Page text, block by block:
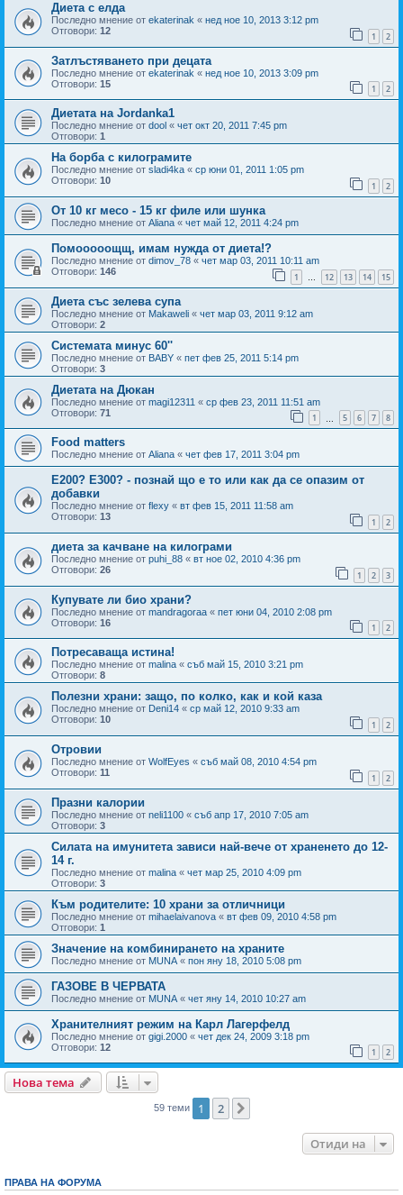
Диета с елда
Последно мнение от ekaterinak « нед ное 10, 2013 3:12 pm
Отговори: 12 1 2
Затлъстяването при децата
Последно мнение от ekaterinak « нед ное 10, 2013 3:09 pm
Отговори: 15 1 2
Диетата на Jordanka1
Последно мнение от dool « чет окт 20, 2011 7:45 pm
Отговори: 1
На борба с килограмите
Последно мнение от sladi4ka « ср юни 01, 2011 1:05 pm
Отговори: 10 1 2
От 10 кг месо - 15 кг филе или шунка
Последно мнение от Aliana « чет май 12, 2011 4:24 pm
Помооооощщ, имам нужда от диета!?
Последно мнение от dimov_78 « чет мар 03, 2011 10:11 am
Отговори: 146 1 … 12 13 14 15
Диета със зелева супа
Последно мнение от Makaweli « чет мар 03, 2011 9:12 am
Отговори: 2
Системата минус 60''
Последно мнение от BABY « пет фев 25, 2011 5:14 pm
Отговори: 3
Диетата на Дюкан
Последно мнение от magi12311 « ср фев 23, 2011 11:51 am
Отговори: 71 1 5 6 7 8
Food matters
Последно мнение от Aliana « чет фев 17, 2011 3:04 pm
Е200? Е300? - познай що е то или как да се опазим от
добавки
Последно мнение от flexy « вт фев 15, 2011 11:58 am
Отговори: 13 1 2
диета за качване на килограми
Последно мнение от puhi_88 « вт ное 02, 2010 4:36 pm
Отговори: 26 1 2 3
Купувате ли био храни?
Последно мнение от mandragoraa « пет юни 04, 2010 2:08 pm
Отговори: 16 1 2
Потресаваща истина!
Последно мнение от malina « съб май 15, 2010 3:21 pm
Отговори: 8
Полезни храни: защо, по колко, как и кой каза
Последно мнение от Deni14 « ср май 12, 2010 9:33 am
Отговори: 10 1 2
Отровии
Последно мнение от WolfEyes « съб май 08, 2010 4:54 pm
Отговори: 11 1 2
Празни калории
Последно мнение от neli1100 « съб апр 17, 2010 7:05 am
Отговори: 3
Силата на имунитета зависи най-вече от храненето до 12-
14 г.
Последно мнение от malina « чет мар 25, 2010 4:09 pm
Отговори: 3
Към родителите: 10 храни за отличници
Последно мнение от mihaelaivanova « вт фев 09, 2010 4:58 pm
Отговори: 1
Значение на комбинирането на храните
Последно мнение от MUNA « пон яну 18, 2010 5:08 pm
ГАЗОВЕ В ЧЕРВАТА
Последно мнение от MUNA « чет яну 14, 2010 10:27 am
Хранителният режим на Карл Лагерфелд
Последно мнение от gigi.2000 « чет дек 24, 2009 3:18 pm
Отговори: 12 1 2
Нова тема
59 теми 1 2
Отиди на
ПРАВА НА ФОРУМА